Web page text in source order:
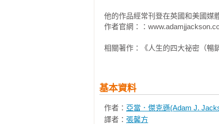
解讀夢境
夢境日誌範例表
第二十章  感恩日誌：如何利用感恩
艾維李的時間管理表格範本
結語
參考書目
的，寫日記有助於調節血壓、減少
更專注，並且擁有更強大的工作記
如果你停下腳步仔細想想，便會
到著迷。我養成寫作感恩日誌的習
福與滿足的感受。
他的作品經常刊登在英國和美國媒
作者官網：：
相關著作：《人生的四大祕密（暢
基本資料
作者： 亞當．傑克遜(Adam J.
譯者： 張馨方